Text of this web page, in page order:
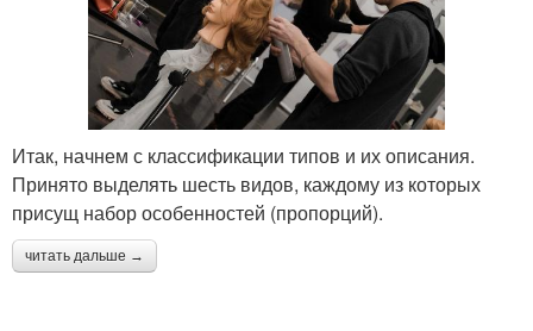
Итак, начнем с классификации типов и их описания.
Принято выделять шесть видов, каждому из которых
присущ набор особенностей (пропорций).
читать дальше →